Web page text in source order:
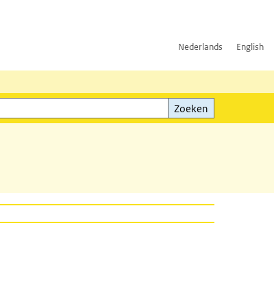
Nederlands English
Zoeken